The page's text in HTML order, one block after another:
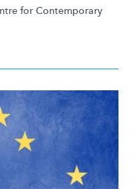
for Contemporary